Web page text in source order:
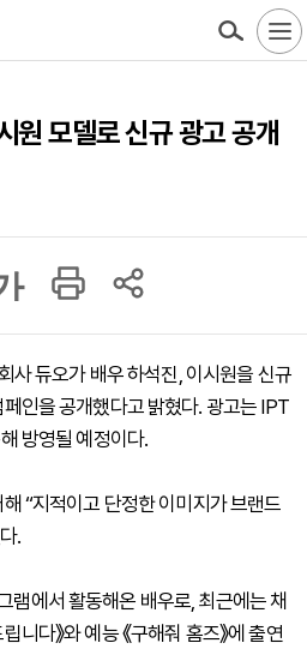
원 모델로 신규 광고 공개
사 듀오가 배우 하석진, 이시원을 신규
인을 공개했다고 밝혔다. 광고는 IPT
방영될 예정이다.
“지적이고 단정한 이미지가 브랜드
.
램에서 활동해온 배우로, 최근에는 채
니다》와 예능 《구해줘 홈즈》에 출연